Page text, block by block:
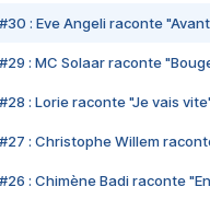
#30 : Eve Angeli raconte
#29 : MC Solaar raconte
#28 : Lorie raconte "Je vais
#27 : Christophe Willem
#26 : Chimène Badi raconte